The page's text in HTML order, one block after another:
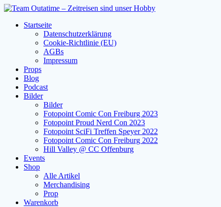
Zum
springenStartseite
Datenschutzerklärung
Cookie-Richtlinie (EU)
AGBs
Impressum
Props
Blog
Podcast
Bilder
Bilder
Fotopoint Comic Con Freiburg 2023
Fotopoint Proud Nerd Con 2023
Fotopoint SciFi Treffen Speyer 2022
Fotopoint Comic Con Freiburg 2022
Hill Valley @ CC Offenburg
Events
Shop
Alle Artikel
Merchandising
Prop
Warenkorb